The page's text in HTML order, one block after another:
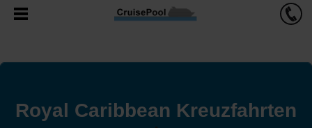
Royal Caribbean Kreuzfahrten